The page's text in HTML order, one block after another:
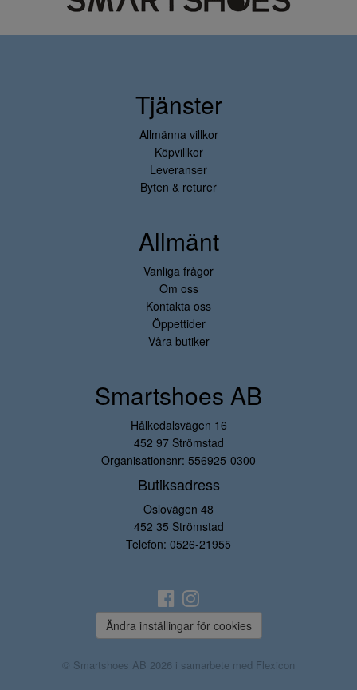
Tjänster
Allmänna villkor
Köpvillkor
Leveranser
Byten & returer
Allmänt
Vanliga frågor
Om oss
Kontakta oss
Öppettider
Våra butiker
Smartshoes AB
Hålkedalsvägen 16
452 97 Strömstad
Organisationsnr: 556925-0300
Butiksadress
Oslovägen 48
452 35 Strömstad
Telefon: 0526-21955
Ändra inställingar för cookies
© Smartshoes AB 2026 i samarbete med Flexicon